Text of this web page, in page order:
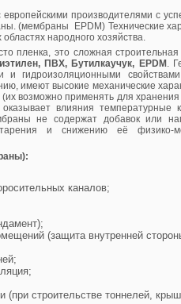
европейскими производителями с
(мембраны EPDM) Технические
народного хозяйства.
пленка, это сложная строительная
ПВХ, Бутилкаучук, EPDM .
и гидроизоляционными
имеют высокие механические
возможно применять для хранения
влияния температурные
не содержат добавок или
и снижению её физико-
:
каналов;
(защита внутренней
(при строительстве тоннелей,